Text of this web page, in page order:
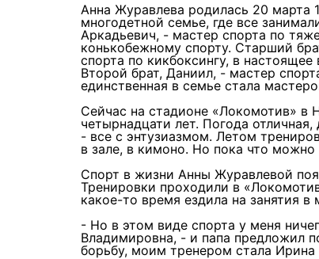
Анна Журавлева родилась 20
многодетной семье, где все
Аркадьевич, - мастер спорта по
конькобежному спорту. Старший
спорта по кикбоксингу, в
Второй брат, Даниил, - мастер
единственная в семье стала
Сейчас на стадионе «Локомотив» в
четырнадцати лет. Погода
- все с энтузиазмом. Летом
в зале, в кимоно. Но пока что
Спорт в жизни Анны Журавлевой
Тренировки проходили в
какое-то время ездила на занятия
- Но в этом виде спорта у меня
Владимировна, - и папа предложил
борьбу, моим тренером стала